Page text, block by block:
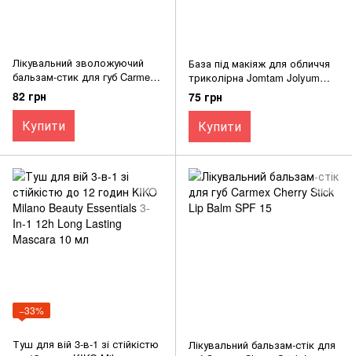
Лікувальний зволожуючий
бальзам-стик для губ Carmex
Strawberry Stick Set Lip Balm
SPF 15 І
82 грн
Купити
База під макіяж для обличчя
триколірна Jomtam Jolyum
Isolation Three Color Grooming
75 грн
Купити
−33%
Туш для вій 3-в-1 зі стійкістю
Лікувальний бальзам-стік для